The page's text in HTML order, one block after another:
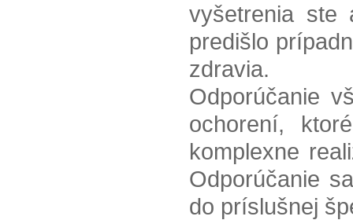
vyšetrenia ste
predišlo
zdravia.
Odporúčanie
ochorení,
komplexne
Odporúčanie
do príslušnej